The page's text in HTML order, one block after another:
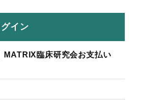
イン
MATRIX臨床研究会お支払い